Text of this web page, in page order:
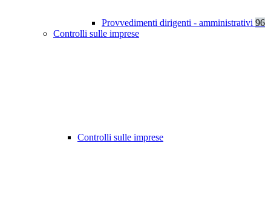
Provvedimenti dirigenti - amministrativi 96
Controlli sulle imprese
Controlli sulle imprese